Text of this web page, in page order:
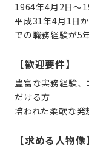
1964年4月2日〜
平成31年4月1日
での職務経験が5
【歓迎要件】
豊富な実務経験
だける方
培われた柔軟な
【求める人物像】